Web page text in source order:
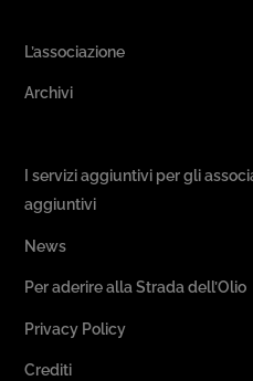
L’associazione
Archivi
I servizi aggiuntivi per gli
aggiuntivi
News
Per aderire alla Strada dell’Olio
Privacy Policy
Crediti